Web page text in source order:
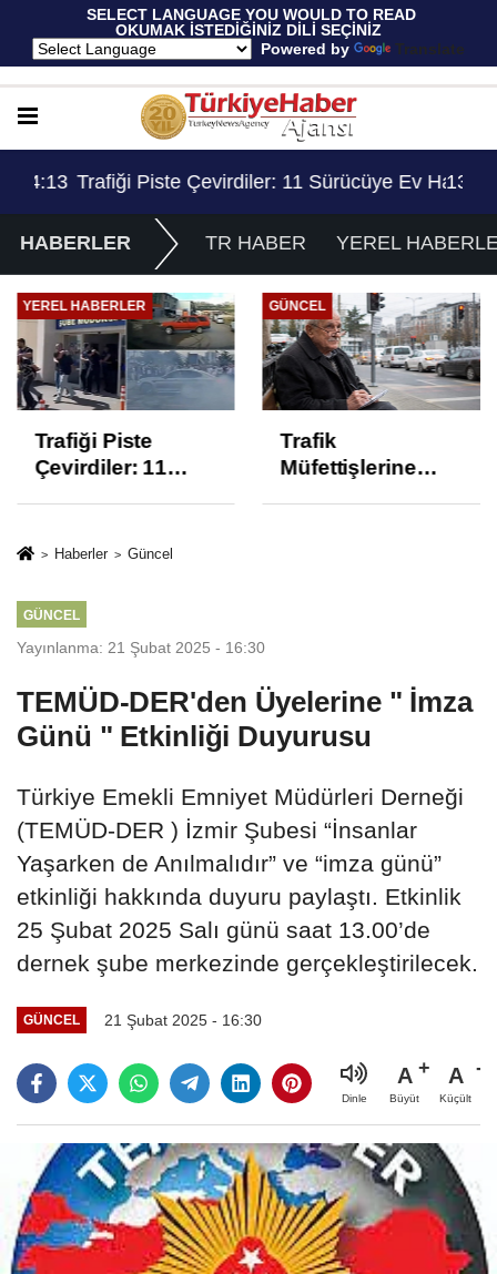
SELECT LANGUAGE YOU WOULD TO READ
OKUMAK İSTEDİĞİNİZ DİLİ SEÇİNİZ
Powered by
Translate
Hapsi, 2 Milyon Lira Ceza..!
13:53 Trafik Müfettişlerine Getirilen 70 Yaş
HABERLER TR HABER YEREL
YEREL HABERLER
Trafiği Piste
Çevirdiler: 11
Lira Ceza..!
GÜNCEL
Trafik
Müfettişlerine
Haberler Güncel
GÜNCEL
Yayınlanma: 21 Şubat 2025 - 16:30
TEMÜD-DER'den Üyelerine " İmza
Günü " Etkinliği Duyurusu
Türkiye Emekli Emniyet Müdürleri Derneği
(TEMÜD-DER ) İzmir Şubesi “İnsanlar
Yaşarken de Anılmalıdır” ve “imza günü”
etkinliği hakkında duyuru paylaştı. Etkinlik
25 Şubat 2025 Salı günü saat 13.00’de
dernek şube merkezinde gerçekleştirilecek.
GÜNCEL 21 Şubat 2025 - 16:30
Dinle
A
Büyüt
A
Küçült